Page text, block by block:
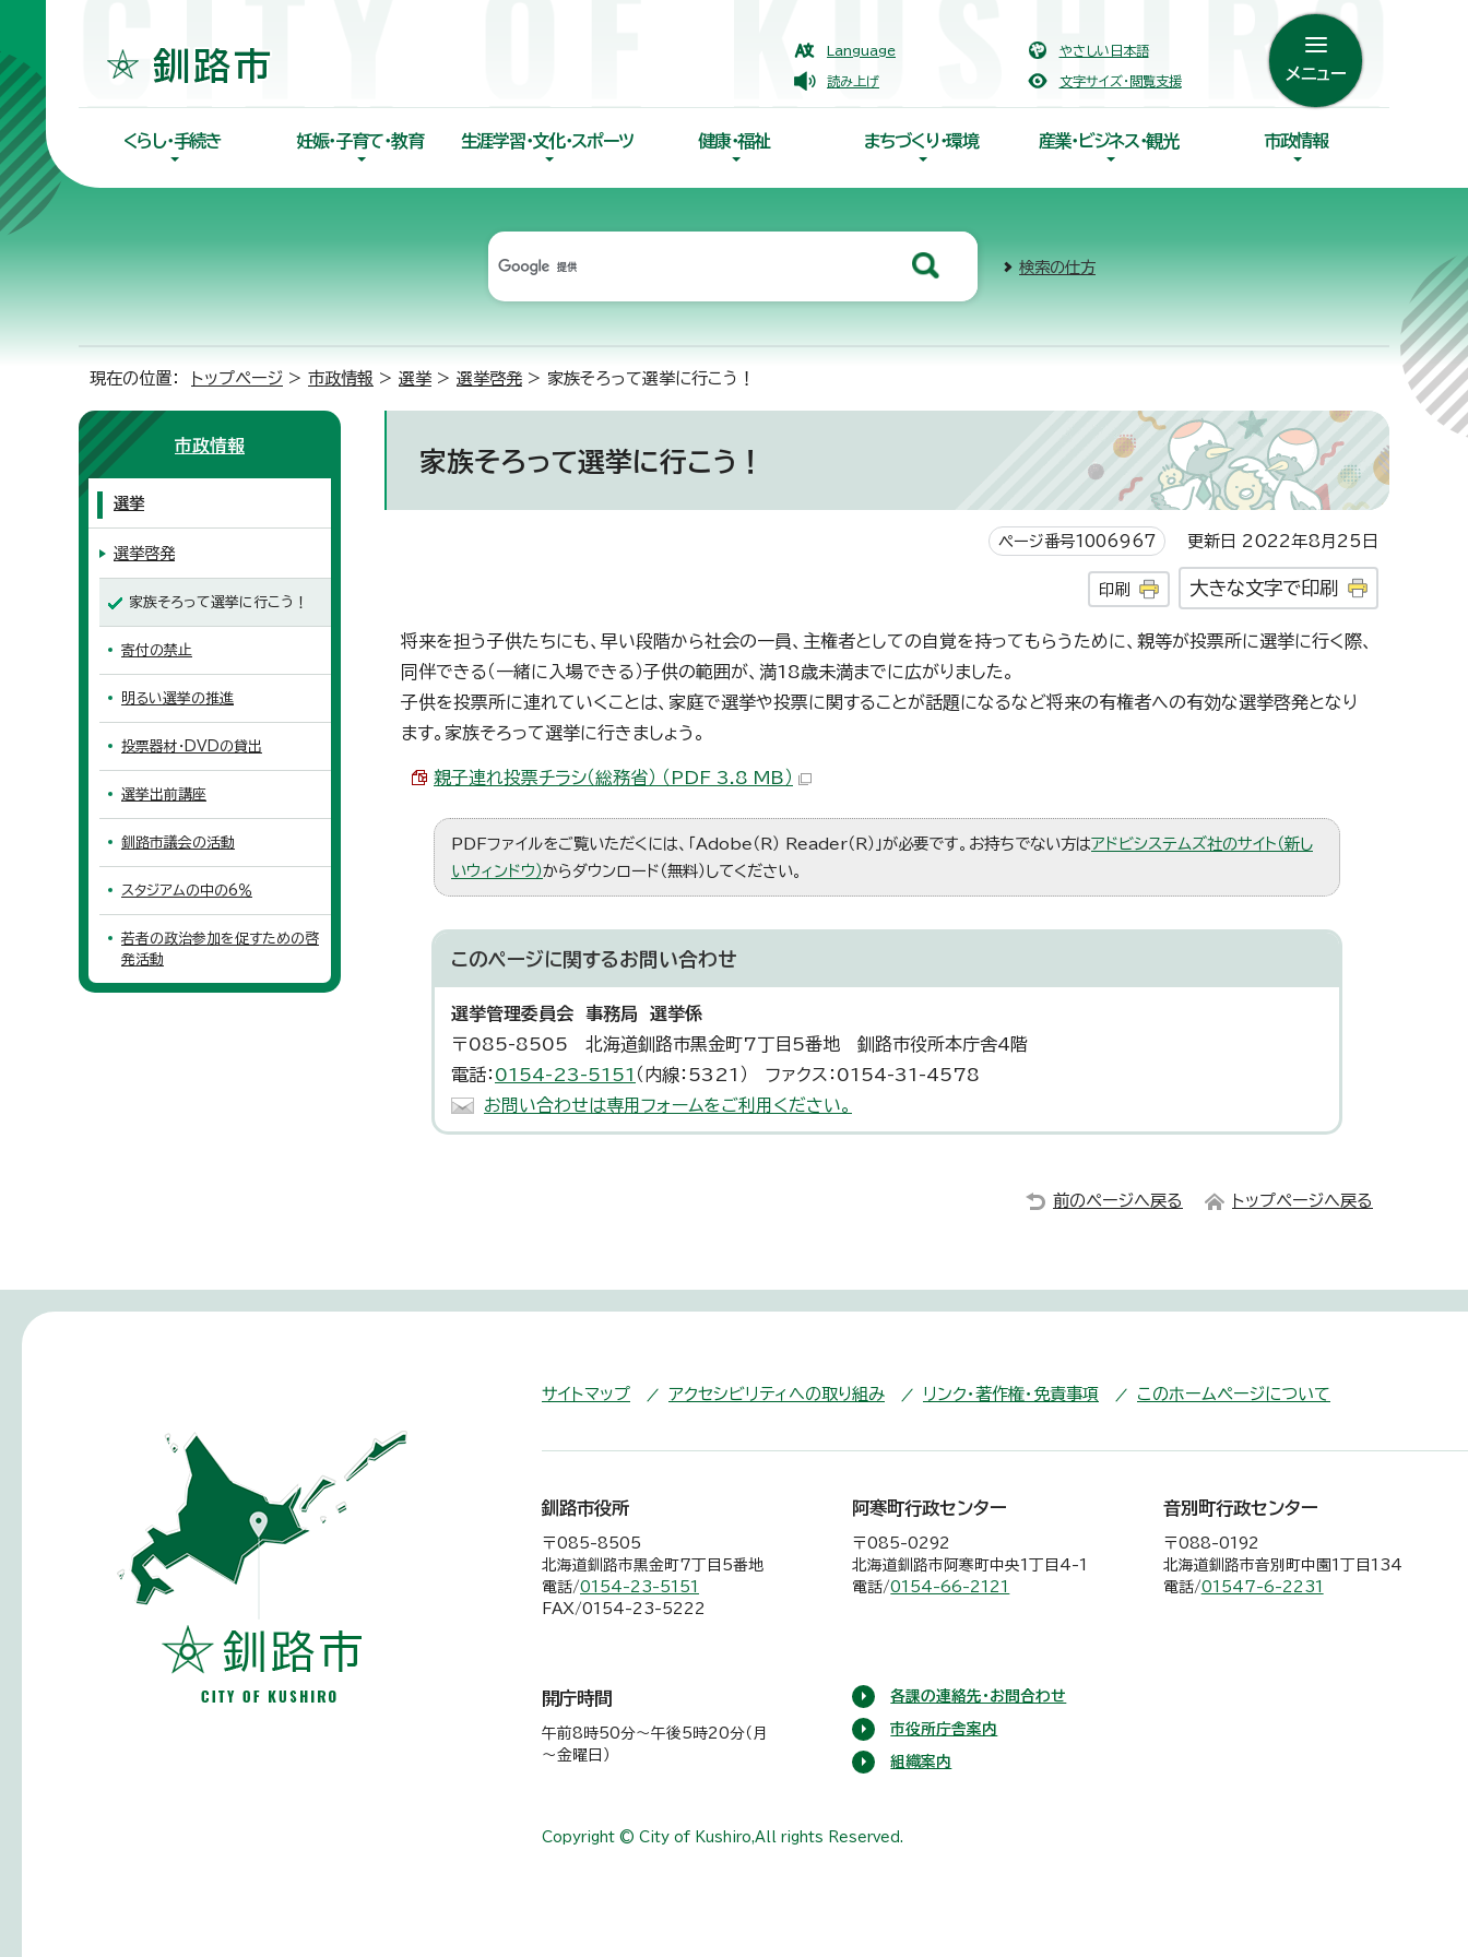
Language やさしい日本語
読み上げ 文字サイズ・閲覧支援 メニュー
くらし・手続き 妊娠・子育て・教育 生涯学習・文化・スポーツ 健康・福祉 まちづくり・環境 産業・ビジネス・観光 市政情報
検索の仕方
現在の位置： トップページ > 市政情報 > 選挙 > 選挙啓発 > 家族そろって選挙に行こう！
家族そろって選挙に行こう！
ページ番号1006967 更新日 2022年8月25日
印刷 大きな文字で印刷
将来を担う子供たちにも、早い段階から社会の一員、主権者としての自覚を持ってもらうために、親等が投票所に選挙に行く際、
同伴できる（一緒に入場できる）子供の範囲が、満18歳未満までに広がりました。
子供を投票所に連れていくことは、家庭で選挙や投票に関することが話題になるなど将来の有権者への有効な選挙啓発となり
ます。家族そろって選挙に行きましょう。
親子連れ投票チラシ（総務省） （PDF 3.8 MB）
PDFファイルをご覧いただくには、「Adobe（R） Reader（R）」が必要です。お持ちでない方はアドビシステムズ社のサイト（新し
いウィンドウ）からダウンロード（無料）してください。
このページに関するお問い合わせ
選挙管理委員会 事務局 選挙係
〒085-8505 北海道釧路市黒金町7丁目5番地 釧路市役所本庁舎4階
電話： 0154-23-5151 （内線：5321） ファクス：0154-31-4578
お問い合わせは専用フォームをご利用ください。
市政情報
選挙
選挙啓発
家族そろって選挙に行こう！
寄付の禁止
明るい選挙の推進
投票器材・DVDの貸出
選挙出前講座
釧路市議会の活動
スタジアムの中の6％
若者の政治参加を促すための啓
発活動
前のページへ戻る トップページへ戻る
サイトマップ アクセシビリティへの取り組み リンク・著作権・免責事項 このホームページについて
釧路市役所
〒085-8505
北海道釧路市黒金町7丁目5番地
電話/0154-23-5151
FAX/0154-23-5222
阿寒町行政センター
〒085-0292
北海道釧路市阿寒町中央1丁目4-1
電話/0154-66-2121
音別町行政センター
〒088-0192
北海道釧路市音別町中園1丁目134
電話/01547-6-2231
開庁時間
午前8時50分～午後5時20分（月
～金曜日）
各課の連絡先・お問合わせ
市役所庁舎案内
組織案内
Copyright © City of Kushiro,All rights Reserved.